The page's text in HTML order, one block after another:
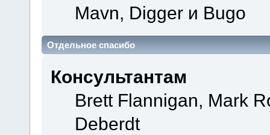
Mavn, Digger и Bugo
Отдельное спасибо
Консультантам
Brett Flannigan, Mark
Deberdt